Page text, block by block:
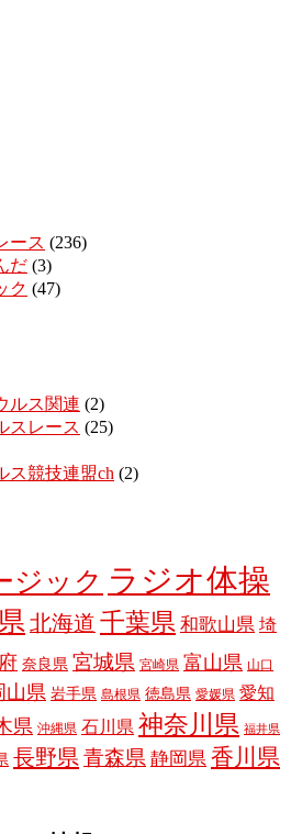
ース (236)
だ (3)
ク (47)
ルス関連 (2)
スレース (25)
ス競技連盟ch (2)
ジック ラジオ体操
北海道 千葉県 和歌山県 埼
奈良県 宮城県 宮崎県 富山県 山口
山県 岩手県 島根県 徳島県 愛媛県 愛知
県 沖縄県 石川県 神奈川県 福井県
長野県 青森県 静岡県 香川県